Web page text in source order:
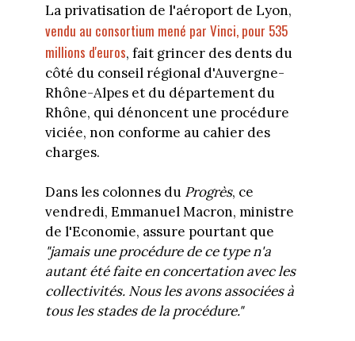
La privatisation de l'aéroport de Lyon,
vendu au consortium mené par Vinci, pour 535
millions d'euros, fait grincer des dents du
côté du conseil régional d'Auvergne-
Rhône-Alpes et du département du
Rhône, qui dénoncent une procédure
viciée, non conforme au cahier des
charges.
Dans les colonnes du Progrès, ce
vendredi, Emmanuel Macron, ministre
de l'Economie, assure pourtant que
"jamais une procédure de ce type n'a
autant été faite en concertation avec les
collectivités. Nous les avons associées à
tous les stades de la procédure."